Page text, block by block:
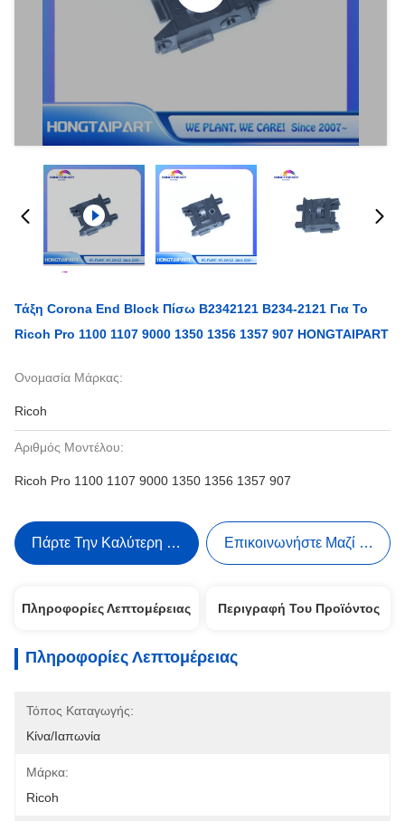
Τάξη Corona End Block Πίσω B2342121 B234-2121 Για Το
Ricoh Pro 1100 1107 9000 1350 1356 1357 907 HONGTAIPART
Ονομασία Μάρκας:
Ricoh
Αριθμός Μοντέλου:
Ricoh Pro 1100 1107 9000 1350 1356 1357 907
Πάρτε Την Καλύτερη Τιμή Επικοινωνήστε Μαζί Μας
Πληροφορίες Λεπτομέρειας Περιγραφή Του Προϊόντος
Πληροφορίες Λεπτομέρειας
Τόπος Καταγωγής:
Κίνα/Ιαπωνία
Μάρκα:
Ricoh